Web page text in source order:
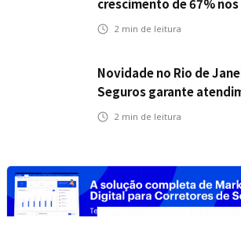
crescimento de 67%
veículos elétricos da
2 min de leitura
Novidade no Rio de
Seguros garante
na Ponte Rio-Niterói
2 min de leitura